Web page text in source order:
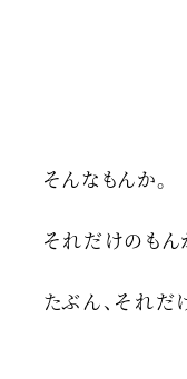
そんなもんか。
それだけのもん
たぶん、それだ